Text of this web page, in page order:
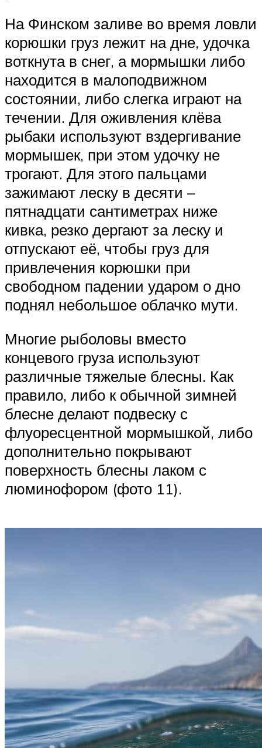
На Финском заливе во время ловли
корюшки груз лежит на дне, удочка
воткнута в снег, а мормышки либо
находится в малоподвижном
состоянии, либо слегка играют на
течении. Для оживления клёва
рыбаки используют вздергивание
мормышек, при этом удочку не
трогают. Для этого пальцами
зажимают леску в десяти –
пятнадцати сантиметрах ниже
кивка, резко дергают за леску и
отпускают её, чтобы груз для
привлечения корюшки при
свободном падении ударом о дно
поднял небольшое облачко мути.
Многие рыболовы вместо
концевого груза используют
различные тяжелые блесны. Как
правило, либо к обычной зимней
блесне делают подвеску с
флуоресцентной мормышкой, либо
дополнительно покрывают
поверхность блесны лаком с
люминофором (фото 11).